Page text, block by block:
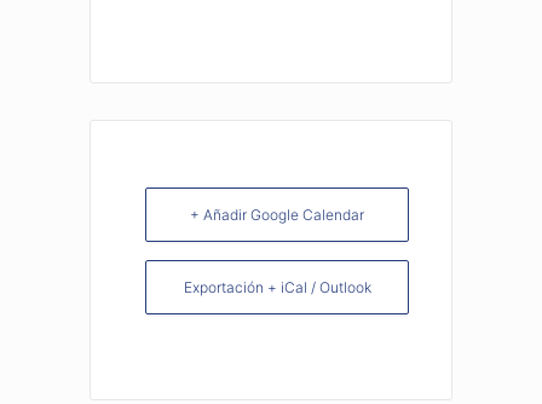
+ Añadir Google Calendar
Exportación + iCal / Outlook